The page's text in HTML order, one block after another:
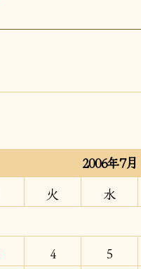
2006年7月
火 水
4 5